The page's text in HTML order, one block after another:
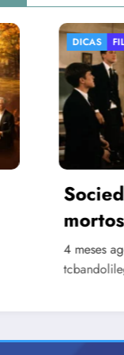
DICAS
Pérola
4 meses